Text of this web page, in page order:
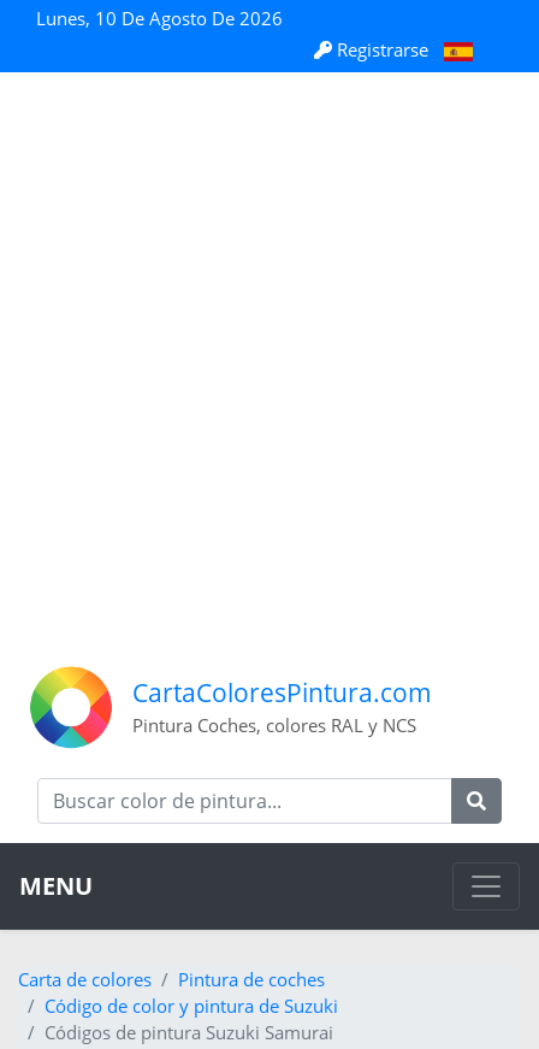
Lunes, 10 De Agosto De 2026
Registrarse
CartaColoresPintura.com
Pintura Coches, colores RAL y NCS
MENU
Carta de colores
Pintura de coches
Código de color y pintura de Suzuki
Códigos de pintura Suzuki Samurai